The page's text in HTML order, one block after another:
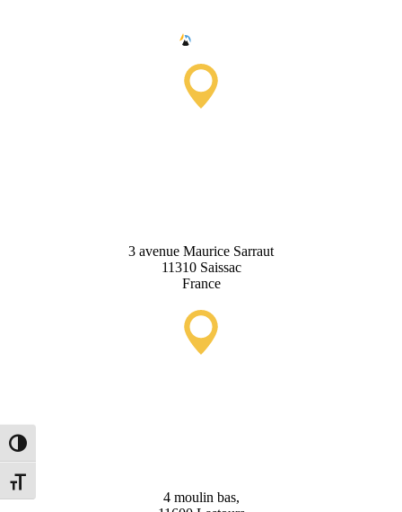
Toggle High Contrast
Toggle Font size
3 avenue Maurice Sarraut
11310 Saissac
France
4 moulin bas,